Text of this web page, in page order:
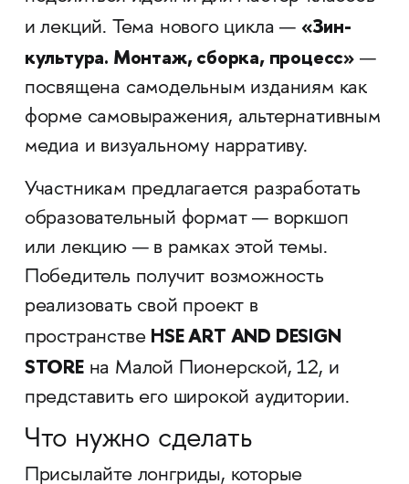
и лекций. Тема нового цикла — «Зин-
культура. Монтаж, сборка, процесс» —
посвящена самодельным изданиям как
форме самовыражения, альтернативным
медиа и визуальному нарративу.
Участникам предлагается разработать
образовательный формат — воркшоп
или лекцию — в рамках этой темы.
Победитель получит возможность
реализовать свой проект в
пространстве HSE ART AND DESIGN
STOREна Малой Пионерской, 12, и
представить его широкой аудитории.
Что нужно сделать
Присылайте лонгриды, которые